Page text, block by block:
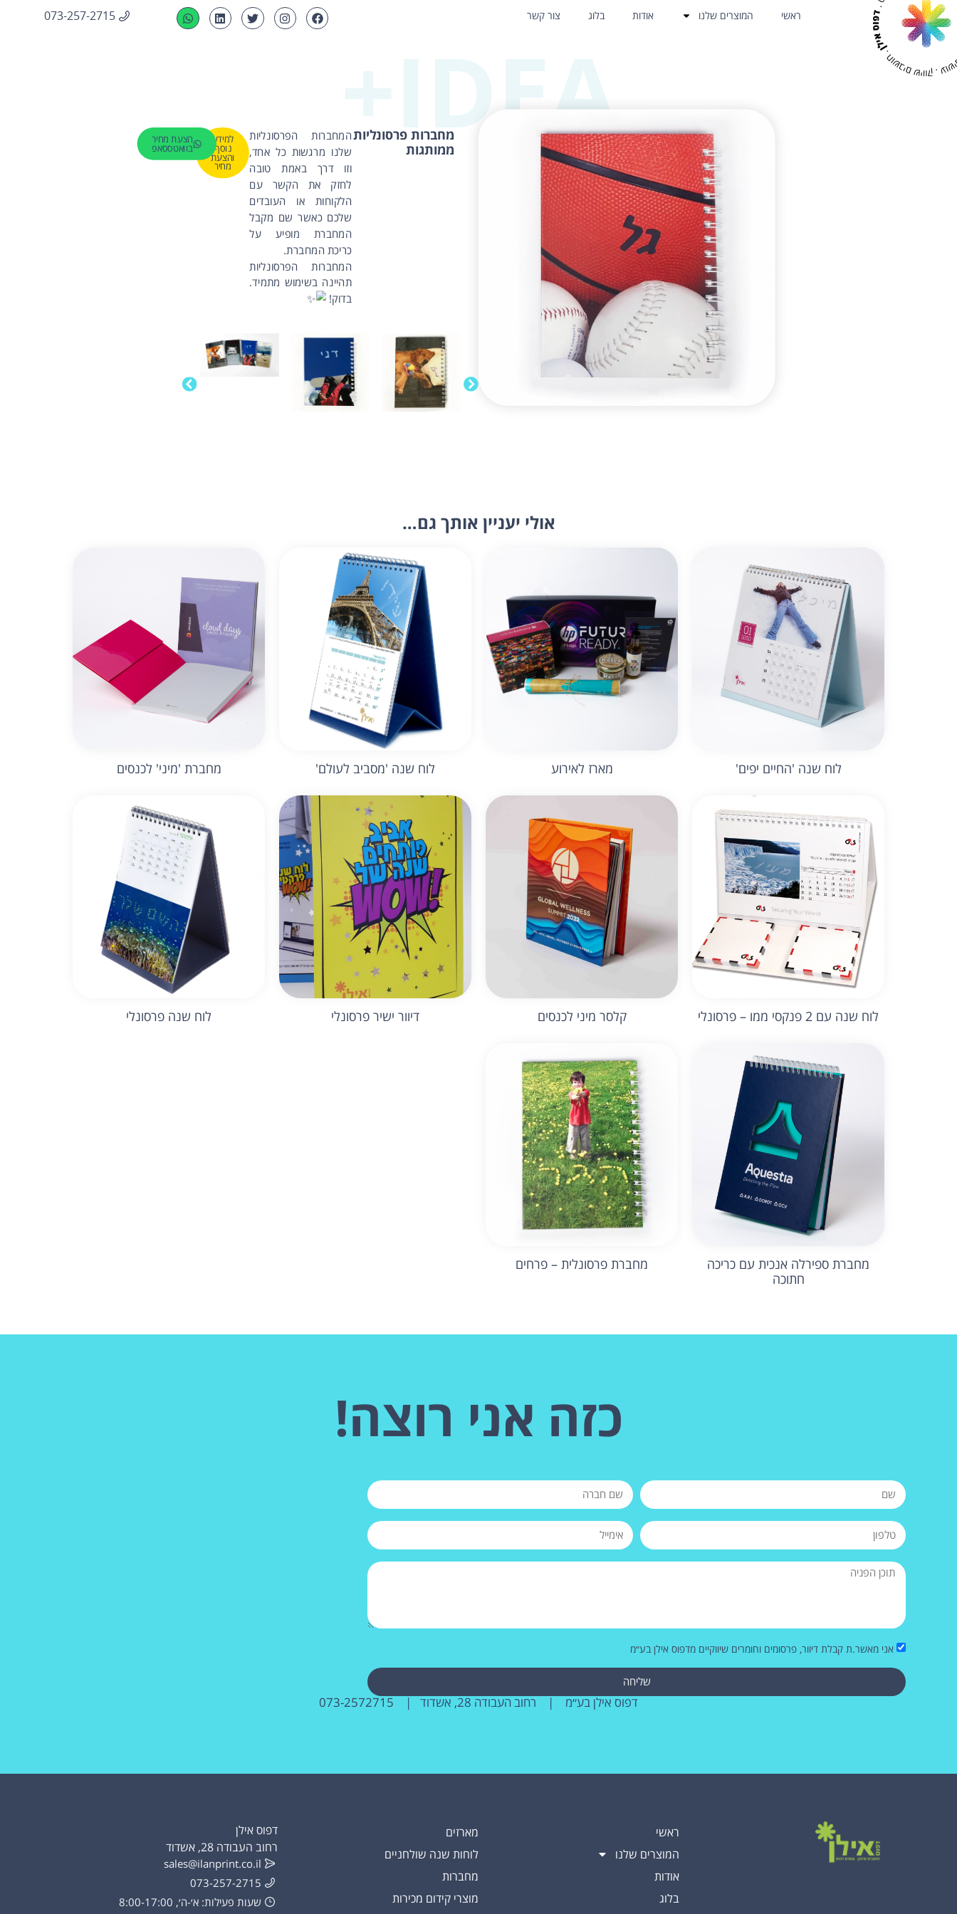
ראשי המוצרים שלנו אודות בלוג צור קשר 073-257-2715
IDEA+ מחברות פרסונליות
ממותגות
המחברות הפרסונליות
שלנו מרגשות כל אחד,
וזו דרך באמת טובה
לחזק את הקשר עם
הלקוחות או העובדים
שלכם כאשר שם מקבל
המחברת מופיע על
כריכת המחברת.
המחברות הפרסונליות
תהיינה בשימוש מתמיד.
בדוק!
למידע
נוסף
והצעת
מחיר
הצעת מחיר
בוואטססאפ
אולי יעניין אותך גם…
לוח שנה 'החיים יפים' מארז לאירוע לוח שנה 'מסביב לעולם' מחברת 'מיני' לכנסים
לוח שנה עם 2 פנקסי ממו – פרסונלי קלסר מיני לכנסים דיוור ישיר פרסונלי לוח שנה פרסונלי
מחברת ספירלה אנכית עם כריכה
חתוכה
מחברת פרסונלית – פרחים
כזה אני רוצה!
אני מאשר.ת קבלת דיוור, פרסומים וחומרים שיווקיים מדפוס אילן בע״מ
שליחה
דפוס אילן בע״מ | רחוב העבודה 28, אשדוד |
ראשי
המוצרים שלנו
אודות
בלוג
מארזים
לוחות שנה שולחניים
מחברות
מוצרי קידום מכירות
דפוס אילן
רחוב העבודה 28, אשדוד
sales@ilanprint.co.il
073-257-2715
שעות פעילות: א׳-ה׳, 8:00-17:00